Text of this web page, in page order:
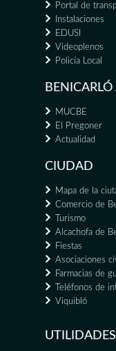
Portal de
Instalaciones
EDUSI
Videoplenos
Policía Local
MUCBE
El Pregoner
Actualidad
CIUDAD
Mapa de la
Comercio de
Turismo
Alcachofa de
Fiestas
Asociaciones
Farmacias de
Teléfonos de
Viquibló
UTILIDADES